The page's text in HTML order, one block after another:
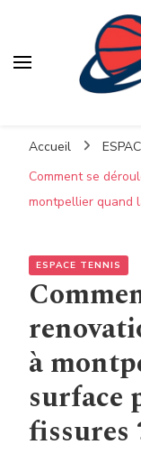
Accueil
Comment se
montpellier quand
ESPACE TENNIS
à
surface
fissures